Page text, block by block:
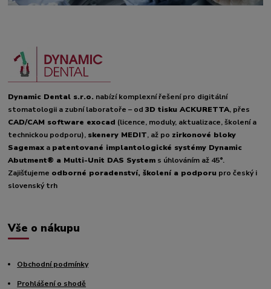
Dynamic Dental s.r.o. nabízí komplexní řešení pro digitální
stomatologii a zubní laboratoře – od3D tisku ACKURETTA, přes
CAD/CAM software exocad (licence, moduly, aktualizace, školení a
technickou podporu), skenery MEDIT, až po zirkonové bloky
Sagemax a patentované implantologické systémy Dynamic
Abutment® a Multi-Unit DAS System s úhlováním až 45°.
Zajišťujeme odborné poradenství, školení a podporu pro český i
slovenský trh
Vše o nákupu
Obchodní podmínky
Prohlášení o shodě